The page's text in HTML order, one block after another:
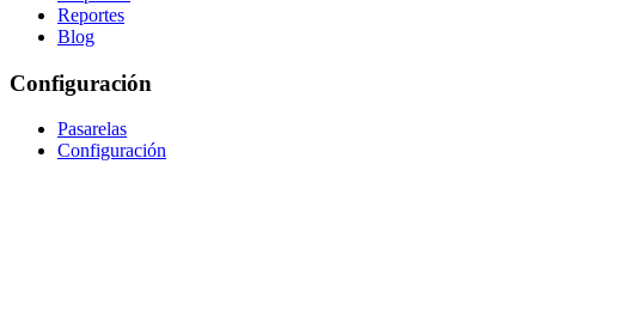
Reportes
Blog
Configuración
Pasarelas
Configuración